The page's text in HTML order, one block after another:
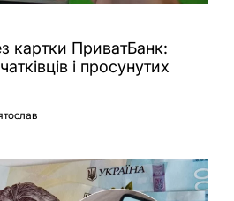
картки ПриватБанк:
і просунутих